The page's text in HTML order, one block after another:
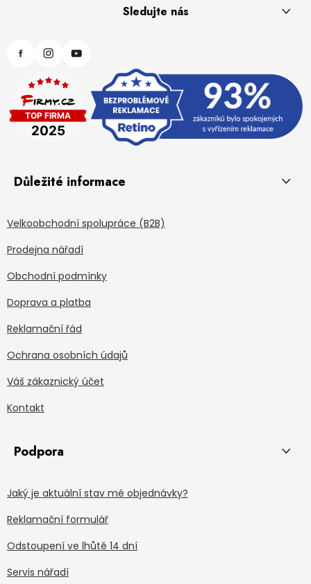
Sledujte nás
Důležité informace
Velkoobchodní spolupráce (B2B)
Prodejna nářadí
Obchodní podmínky
Doprava a platba
Reklamační řád
Ochrana osobních údajů
Váš zákaznický účet
Kontakt
Podpora
Jaký je aktuální stav mé objednávky?
Reklamační formulář
Odstoupení ve lhůtě 14 dní
Servis nářadí